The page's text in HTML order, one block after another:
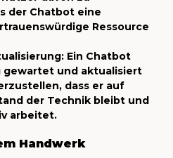
der Chatbot eine
Ressource
Ein Chatbot
gewartet und aktualisiert
dass er auf
der Technik bleibt und
arbeitet.
Handwerk